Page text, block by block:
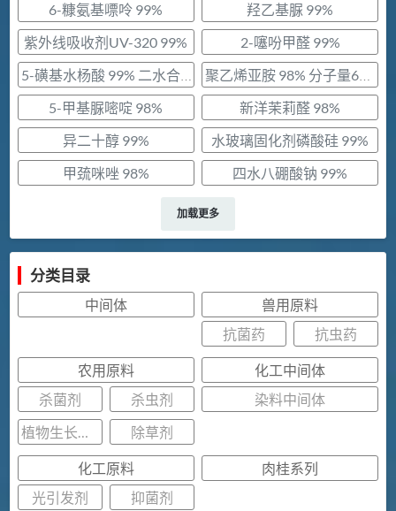
6-糠氨基嘌呤 99%
羟乙基脲 99%
紫外线吸收剂UV-320 99%
2-噻吩甲醛 99%
5-磺基水杨酸 99% 二水合物 聚乙烯亚胺 98% 分子量600 粘度500-2500 日本触媒
5-甲基脲嘧啶 98%
新洋茉莉醛 98%
异二十醇 99%
水玻璃固化剂磷酸硅 99%
甲巯咪唑 98%
四水八硼酸钠 99%
加载更多
分类目录
中间体
兽用原料
抗菌药
抗虫药
农用原料
杀菌剂
杀虫剂
植物生长调节剂
除草剂
化工中间体
染料中间体
化工原料
光引发剂
抑菌剂
肉桂系列